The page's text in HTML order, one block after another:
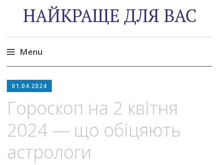
НАЙКРАЩЕ ДЛЯ ВАС
Menu
to
01.04.2024
Гороскоп на 2 квітня
2024 — що обіцяють
астрологи